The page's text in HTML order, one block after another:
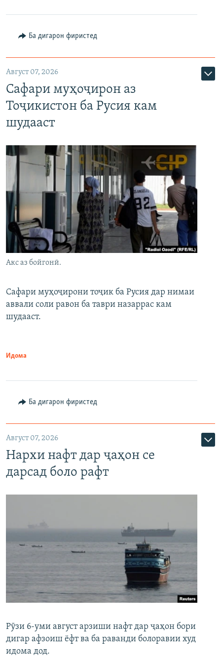
Ба дигарон фиристед
Август 07, 2026
Сафари муҳоҷирон аз
Тоҷикистон ба Русия кам
шудааст
Акс аз бойгонӣ.
Сафари муҳоҷирони тоҷик ба Русия дар нимаи
аввали соли равон ба таври назаррас кам
шудааст.
Идома
Ба дигарон фиристед
Август 07, 2026
Нархи нафт дар ҷаҳон се
дарсад боло рафт
Рӯзи 6-уми август арзиши нафт дар ҷаҳон бори
дигар афзоиш ёфт ва ба раванди болоравии худ
идома дод.